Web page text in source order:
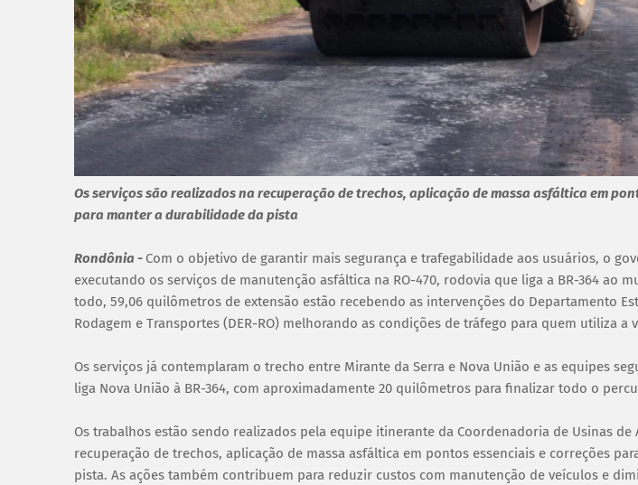
Os serviços são realizados na recuperação de trechos, aplicação de massa asfáltica em
para manter a durabilidade da pista
Rondônia - Com o objetivo de garantir mais segurança e trafegabilidade aos usuários, o
executando os serviços de manutenção asfáltica na RO-470, rodovia que liga a BR-364 ao
todo, 59,06 quilômetros de extensão estão recebendo as intervenções do Departamento
Rodagem e Transportes (DER-RO) melhorando as condições de tráfego para quem utiliza a
Os serviços já contemplaram o trecho entre Mirante da Serra e Nova União e as equipes
liga Nova União à BR-364, com aproximadamente 20 quilômetros para finalizar todo o
Os trabalhos estão sendo realizados pela equipe itinerante da Coordenadoria de Usinas de
recuperação de trechos, aplicação de massa asfáltica em pontos essenciais e correções
pista. As ações também contribuem para reduzir custos com manutenção de veículos e